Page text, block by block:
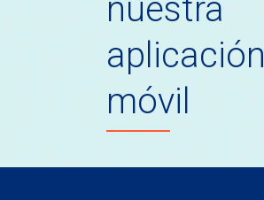
nuestra
aplicación
móvil